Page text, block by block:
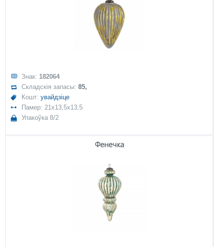
Знак: 182064
Складскія запасы:85,
Кошт:увайдзіце
Памер: 21x13,5x13,5
Упакоўка 8/2
Фенечка